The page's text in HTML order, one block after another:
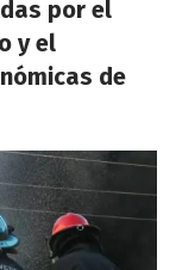
por el
y el
de